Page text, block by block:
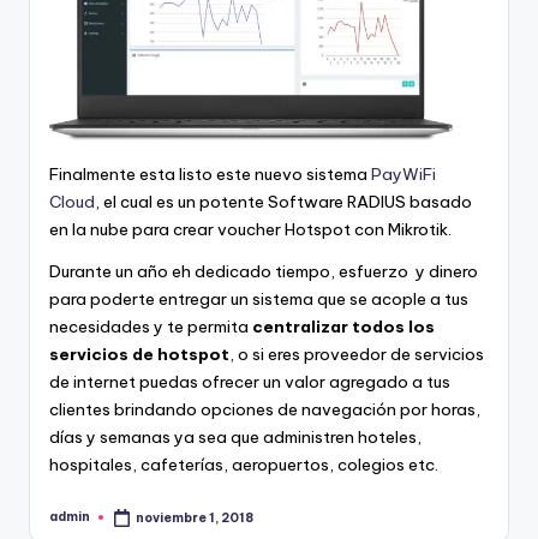
Finalmente esta listo este nuevo sistema PayWiFi
Cloud, el cual es un potente Software RADIUS basado
en la nube para crear voucher Hotspot con Mikrotik.
Durante un año eh dedicado tiempo, esfuerzo y dinero
para poderte entregar un sistema que se acople a tus
necesidades y te permita centralizar todos los
servicios de hotspot, o si eres proveedor de servicios
de internet puedas ofrecer un valor agregado a tus
clientes brindando opciones de navegación por horas,
días y semanas ya sea que administren hoteles,
hospitales, cafeterías, aeropuertos, colegios etc.
Publicado
admin noviembre 1, 2018